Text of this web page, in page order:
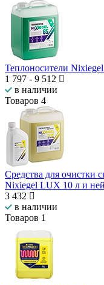
Теплоносители
1 797 - 9 512
в наличии
Товаров 4
Средства для очистки
Nixiegel LUX 10 л и
3 432
в наличии
Товаров 1